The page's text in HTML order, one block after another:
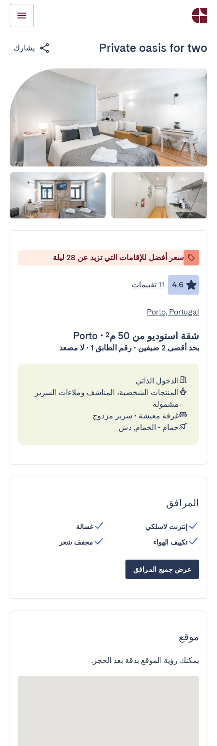
Private oasis for two يشارك
سعر أفضل للإقامات التي تزيد عن 28 ليلة
4.6 11 تقييمات
Porto, Portugal
شقة استوديو من 50 م² •
Porto
بحد أقصى 2 ضيفين • رقم الطابق 1 • لا مصعد
الدخول الذاتي
المنتجات الشخصية، المناشف وملاءات السرير
مشمولة
غرفة معيشة • سرير مزدوج
حمام • الحمام, دش
المرافق
إنترنت لاسلكي
تكييف الهواء
غسالة
مجفف شعر
عرض جميع المرافق
موقع
يمكنك رؤية الموقع بدقة بعد الحجز.